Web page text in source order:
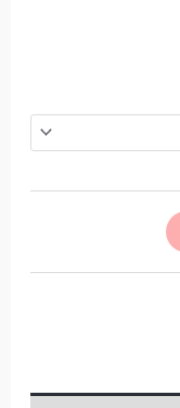
Alternative: